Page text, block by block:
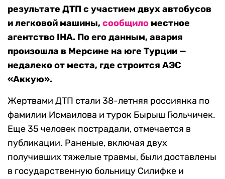
результате ДТП с участием двух автобусов
и легковой машины,сообщило местное
агентство IHA. По его данным, авария
произошла в Мерсине на юге Турции —
недалеко от места, где строится АЭС
«Аккую».
Жертвами ДТП стали 38-летняя россиянка по
фамилии Исмаилова и турок Бырыш Гюльчичек.
Еще 35 человек пострадали, отмечается в
публикации. Раненые, включая двух
получивших тяжелые травмы, были доставлены
в государственную больницу Силифке и